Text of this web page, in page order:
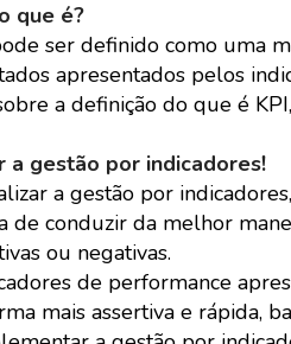
que é?
ser definido como uma
apresentados pelos
a definição do que é
gestão por indicadores!
a gestão por
de conduzir da melhor
ou negativas.
de performance
mais assertiva e rápida,